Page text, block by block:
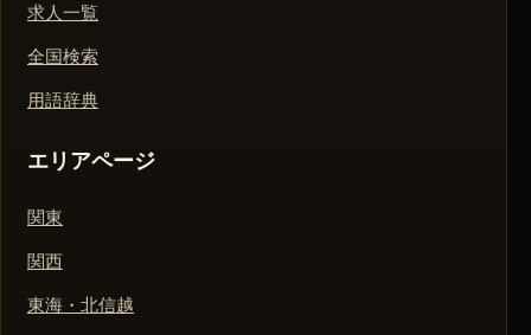
求人一覧
全国検索
用語辞典
エリアページ
関東
関西
東海・北信越